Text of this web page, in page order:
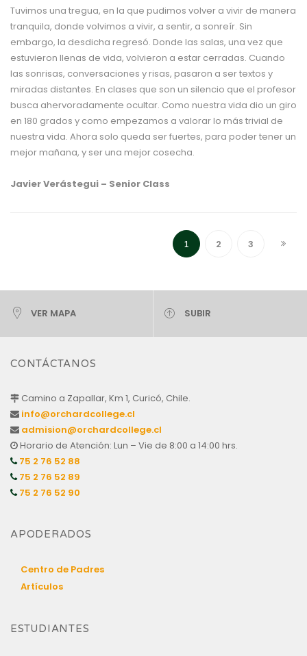
Tuvimos una tregua, en la que pudimos volver a vivir de manera
tranquila, donde volvimos a vivir, a sentir, a sonreír. Sin
embargo, la desdicha regresó. Donde las salas, una vez que
estuvieron llenas de vida, volvieron a estar cerradas. Cuando
las sonrisas, conversaciones y risas, pasaron a ser textos y
miradas distantes. En clases que son un silencio que el profesor
busca ahervoradamente ocultar. Como nuestra vida dio un giro
en 180 grados y como empezamos a valorar lo más trivial de
nuestra vida. Ahora solo queda ser fuertes, para poder tener un
mejor mañana, y ser una mejor cosecha.
Javier Verástegui – Senior Class
1 2 3
VER MAPA SUBIR
CONTÁCTANOS
Camino a Zapallar, Km 1, Curicó, Chile.
info@orchardcollege.cl
admision@orchardcollege.cl
Horario de Atención: Lun – Vie de 8:00 a 14:00 hrs.
75 2 76 52 88
75 2 76 52 89
75 2 76 52 90
APODERADOS
Centro de Padres
Artículos
ESTUDIANTES